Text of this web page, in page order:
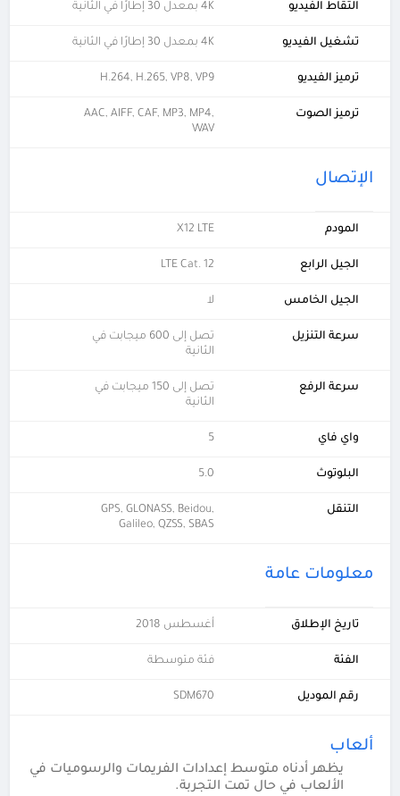
التقاط الفيديو 4K بمعدل 30 إطارًا في الثانية
تشغيل الفيديو 4K بمعدل 30 إطارًا في الثانية
ترميز الفيديو H.264, H.265, VP8, VP9
ترميز الصوت
AAC, AIFF, CAF, MP3, MP4,
WAV
الإتصال
المودم X12 LTE
الجيل الرابع LTE Cat. 12
الجيل الخامس لا
سرعة التنزيل
تصل إلى 600 ميجابت في
الثانية
سرعة الرفع
تصل إلى 150 ميجابت في
الثانية
واي فاي 5
البلوتوث 5.0
التنقل
GPS, GLONASS, Beidou,
Galileo, QZSS, SBAS
معلومات عامة
تاريخ الإطلاق أغسطس 2018
الفئة فئة متوسطة
رقم الموديل SDM670
ألعاب
يظهر أدناه متوسط إعدادات الفريمات والرسوميات في
الألعاب في حال تمت التجربة.